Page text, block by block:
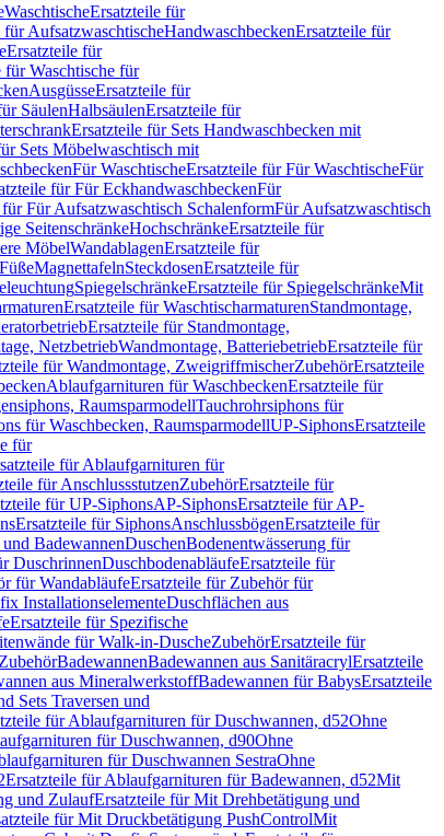
WaschtischeErsatzteile für
für AufsatzwaschtischeHandwaschbeckenErsatzteile für
Ersatzteile für
für Waschtische für
AusgüsseErsatzteile für
SäulenHalbsäulenErsatzteile für
Ersatzteile für Sets Handwaschbecken mit
Sets Möbelwaschtisch mit
Für WaschtischeErsatzteile für Für WaschtischeFür
für Für EckhandwaschbeckenFür
Für Aufsatzwaschtisch SchalenformFür Aufsatzwaschtisch
SeitenschränkeHochschränkeErsatzteile für
MöbelWandablagenErsatzteile für
MagnettafelnSteckdosenErsatzteile für
SpiegelschränkeErsatzteile für SpiegelschränkeMit
Ersatzteile für WaschtischarmaturenStandmontage,
Ersatzteile für Standmontage,
NetzbetriebWandmontage, BatteriebetriebErsatzteile für
für Wandmontage, ZweigriffmischerZubehörErsatzteile
Ablaufgarnituren für WaschbeckenErsatzteile für
RaumsparmodellTauchrohrsiphons für
für Waschbecken, RaumsparmodellUP-SiphonsErsatzteile
für
für Ablaufgarnituren für
für AnschlussstutzenZubehörErsatzteile für
für UP-SiphonsAP-SiphonsErsatzteile für AP-
Ersatzteile für SiphonsAnschlussbögenErsatzteile für
BadewannenDuschenBodenentwässerung für
DuschrinnenDuschbodenabläufeErsatzteile für
für WandabläufeErsatzteile für Zubehör für
InstallationselementeDuschflächen aus
Ersatzteile für Spezifische
für Walk-in-DuscheZubehörErsatzteile für
ZubehörBadewannenBadewannen aus SanitäracrylErsatzteile
aus MineralwerkstoffBadewannen für BabysErsatzteile
Sets Traversen und
für Ablaufgarnituren für Duschwannen, d52Ohne
für Duschwannen, d90Ohne
für Duschwannen SestraOhne
Ersatzteile für Ablaufgarnituren für Badewannen, d52Mit
und ZulaufErsatzteile für Mit Drehbetätigung und
für Mit Druckbetätigung PushControlMit